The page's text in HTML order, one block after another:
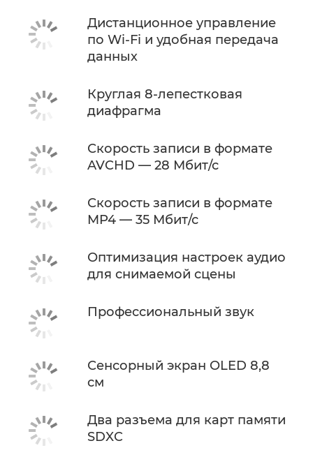
Дистанционное управление
по Wi-Fi и удобная передача
данных
Круглая 8-лепестковая
диафрагма
Скорость записи в формате
AVCHD — 28 Мбит/с
Скорость записи в формате
MP4 — 35 Мбит/с
Оптимизация настроек аудио
для снимаемой сцены
Профессиональный звук
Сенсорный экран OLED 8,8
см
Два разъема для карт памяти
SDXC